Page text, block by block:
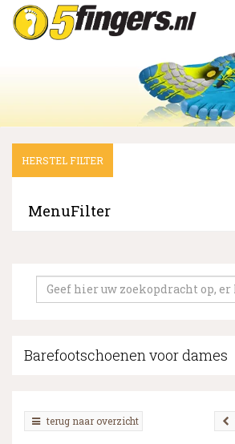
HERSTEL FILTER
MenuFilter
Barefootschoenen voor dames
terug naar overzicht